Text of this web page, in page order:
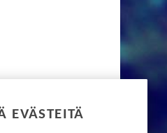
EVÄSTEITÄ